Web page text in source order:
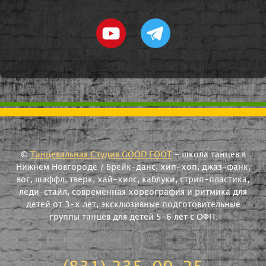
©Танцевальная Студия GOOD FOOT
- школа танцев в
Нижнем Новгороде / Брейк-данс, хип-хоп, джаз-фанк,
вог, шаффл, тверк, хай-хилс, каблуки, стрип-пластика,
леди-стайл, современная хореография и ритмика для
детей от 3-х лет, эксклюзивные подготовительные
группы танцев для детей 5-6 лет с ОФП.